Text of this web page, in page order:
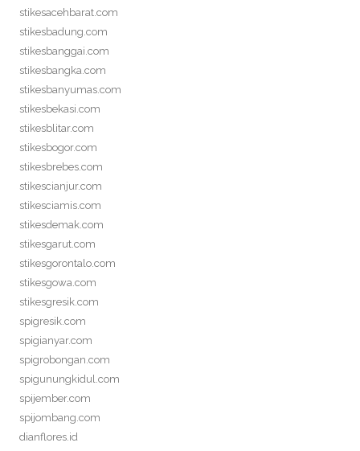
stikesacehbarat.com
stikesbadung.com
stikesbanggai.com
stikesbangka.com
stikesbanyumas.com
stikesbekasi.com
stikesblitar.com
stikesbogor.com
stikesbrebes.com
stikescianjur.com
stikesciamis.com
stikesdemak.com
stikesgarut.com
stikesgorontalo.com
stikesgowa.com
stikesgresik.com
spigresik.com
spigianyar.com
spigrobongan.com
spigunungkidul.com
spijember.com
spijombang.com
dianflores.id